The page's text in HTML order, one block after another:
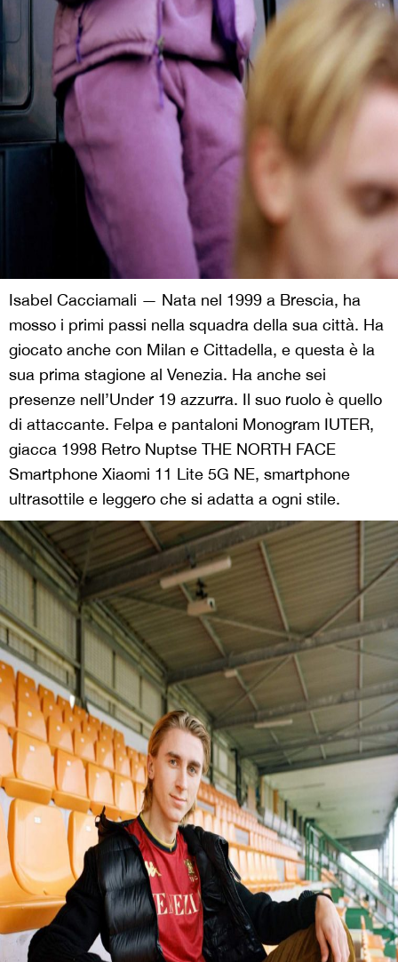
Isabel Cacciamali — Nata nel 1999 a Brescia, ha
mosso i primi passi nella squadra della sua città. Ha
giocato anche con Milan e Cittadella, e questa è la
sua prima stagione al Venezia. Ha anche sei
presenze nell’Under 19 azzurra. Il suo ruolo è quello
di attaccante. Felpa e pantaloni Monogram IUTER,
giacca 1998 Retro Nuptse THE NORTH FACE
Smartphone Xiaomi 11 Lite 5G NE, smartphone
ultrasottile e leggero che si adatta a ogni stile.